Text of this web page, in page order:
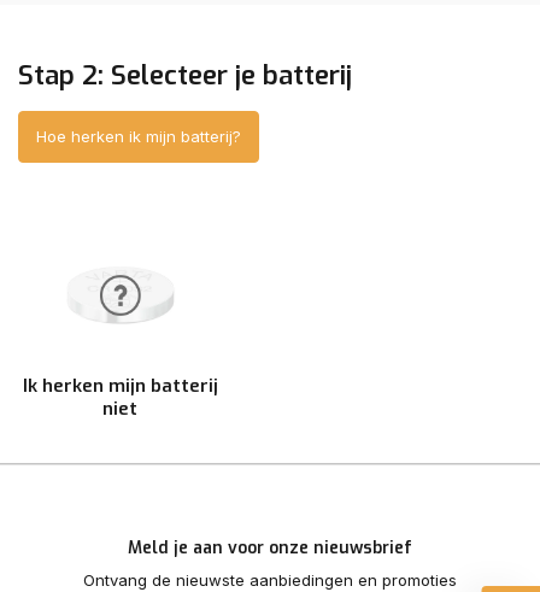
Stap 2: Selecteer je batterij
Hoe herken ik mijn batterij?
Ik herken mijn batterij
niet
Meld je aan voor onze nieuwsbrief
Ontvang de nieuwste aanbiedingen en promoties